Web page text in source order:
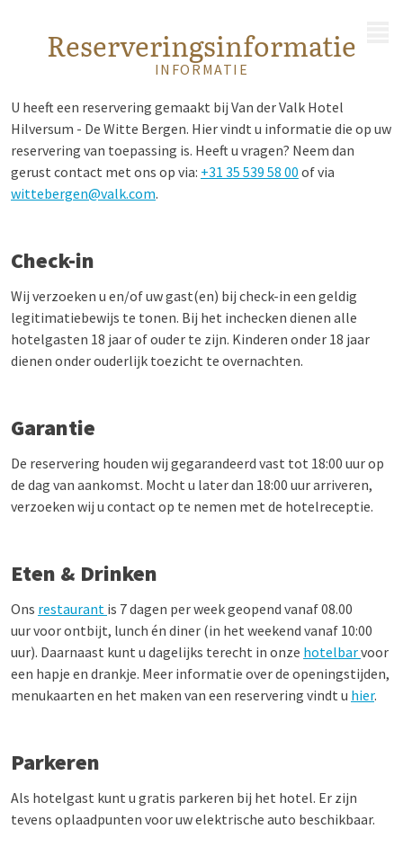
Reserveringsinformatie
INFORMATIE
U heeft een reservering gemaakt bij Van der Valk Hotel
Hilversum - De Witte Bergen. Hier vindt u informatie die op uw
reservering van toepassing is. Heeft u vragen? Neem dan
gerust contact met ons op via: +31 35 539 58 00 of via
wittebergen@valk.com.
Check-in
Wij verzoeken u en/of uw gast(en) bij check-in een geldig
legitimatiebewijs te tonen. Bij het inchecken dienen alle
hotelgasten 18 jaar of ouder te zijn. Kinderen onder 18 jaar
dienen onder ouderlijk toezicht te overnachten.
Garantie
De reservering houden wij gegarandeerd vast tot 18:00 uur op
de dag van aankomst. Mocht u later dan 18:00 uur arriveren,
verzoeken wij u contact op te nemen met de hotelreceptie.
Eten & Drinken
Ons restaurant is 7 dagen per week geopend vanaf 08.00
uur voor ontbijt, lunch én diner (in het weekend vanaf 10:00
uur). Daarnaast kunt u dagelijks terecht in onze hotelbarvoor
een hapje en drankje. Meer informatie over de openingstijden,
menukaarten en het maken van een reservering vindt u hier.
Parkeren
Als hotelgast kunt u gratis parkeren bij het hotel. Er zijn
tevens oplaadpunten voor uw elektrische auto beschikbaar.